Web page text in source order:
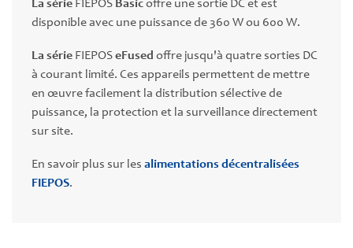
La série FIEPOS Basicoffre une sortie DC et est
disponible avec une puissance de 360 W ou 600 W.
La série FIEPOSeFused offre jusqu'à quatre sorties DC
à courant limité. Ces appareils permettent de mettre
en œuvre facilement la distribution sélective de
puissance, la protection et la surveillance directement
sur site.
En savoir plus sur les alimentations décentralisées
FIEPOS.